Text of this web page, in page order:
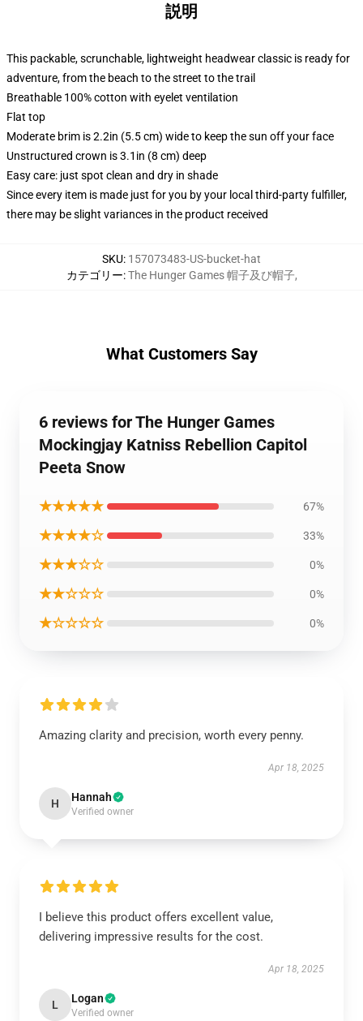
説明
This packable, scrunchable, lightweight headwear classic is ready for
adventure, from the beach to the street to the trail
Breathable 100% cotton with eyelet ventilation
Flat top
Moderate brim is 2.2in (5.5 cm) wide to keep the sun off your face
Unstructured crown is 3.1in (8 cm) deep
Easy care: just spot clean and dry in shade
Since every item is made just for you by your local third-party fulfiller,
there may be slight variances in the product received
SKU: 157073483-US-bucket-hat
カテゴリー:The Hunger Games 帽子及び帽子,
What Customers Say
6 reviews for The Hunger Games
Mockingjay Katniss Rebellion Capitol
Peeta Snow
★★★★★ 67%
★★★★☆ 33%
★★★☆☆ 0%
★★☆☆☆ 0%
★☆☆☆☆ 0%
Amazing clarity and precision, worth every penny.
Apr 18, 2025
H Hannah
Verified owner
I believe this product offers excellent value,
delivering impressive results for the cost.
Apr 18, 2025
L Logan
Verified owner